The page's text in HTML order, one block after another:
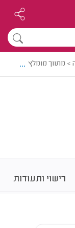
מתווך מומלץ - אנטולי
...
רישוי ותעודות